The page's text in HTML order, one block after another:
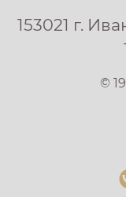
153021 г.
©